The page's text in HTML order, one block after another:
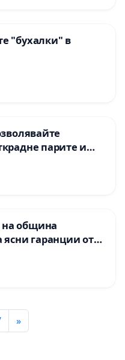
"бухалки" в
парите и
община
ясни гаранции от
че ще се
норми!
»